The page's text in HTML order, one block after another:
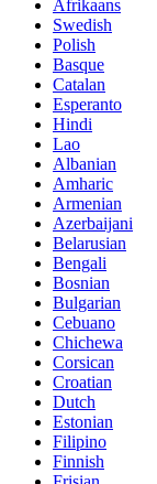
Afrikaans
Swedish
Polish
Basque
Catalan
Esperanto
Hindi
Lao
Albanian
Amharic
Armenian
Azerbaijani
Belarusian
Bengali
Bosnian
Bulgarian
Cebuano
Chichewa
Corsican
Croatian
Dutch
Estonian
Filipino
Finnish